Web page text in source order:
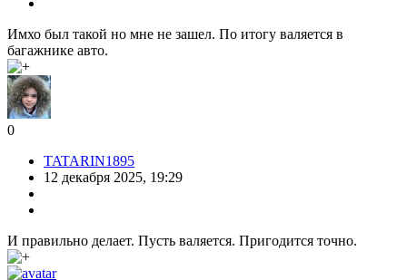
Имхо был такой но мне не зашел. По итогу валяется в
багажнике авто.
0
TATARIN1895
12 декабря 2025, 19:29
И правильно делает. Пусть валяется. Пригодится точно.